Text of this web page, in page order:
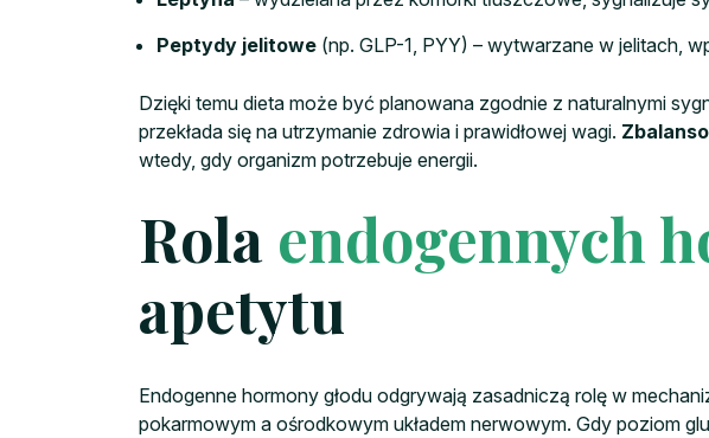
Peptydy jelitowe (np. GLP-1, PYY) – wytwarzane w jelitach,
Dzięki temu dieta może być planowana zgodnie z naturalnymi
przekłada się na utrzymanie zdrowia i prawidłowej wagi.
wtedy, gdy organizm potrzebuje energii.
Rola endogennych
apetytu
Endogenne hormony głodu odgrywają zasadniczą rolę w
pokarmowym a ośrodkowym układem nerwowym. Gdy poziom